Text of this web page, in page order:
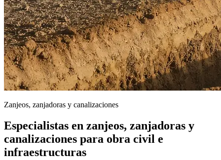
Zanjeos, zanjadoras y canalizaciones
Especialistas en zanjeos, zanjadoras y
canalizaciones para obra civil e
infraestructuras